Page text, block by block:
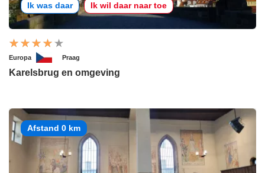
Ik was daar Ik wil daar naar toe
Europa Praag
Karelsbrug en omgeving
Afstand 0 km